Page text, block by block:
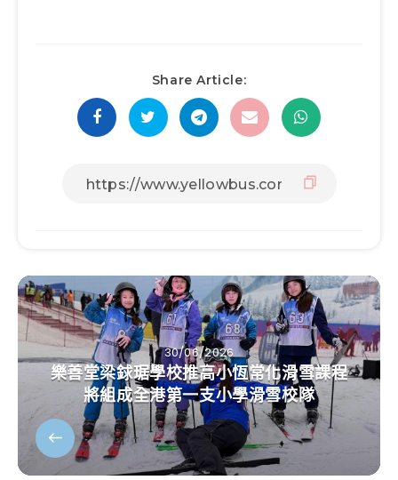
Share Article:
30/06/2026
樂善堂梁銶琚學校推高小恆常化滑雪課程
將組成全港第一支小學滑雪校隊